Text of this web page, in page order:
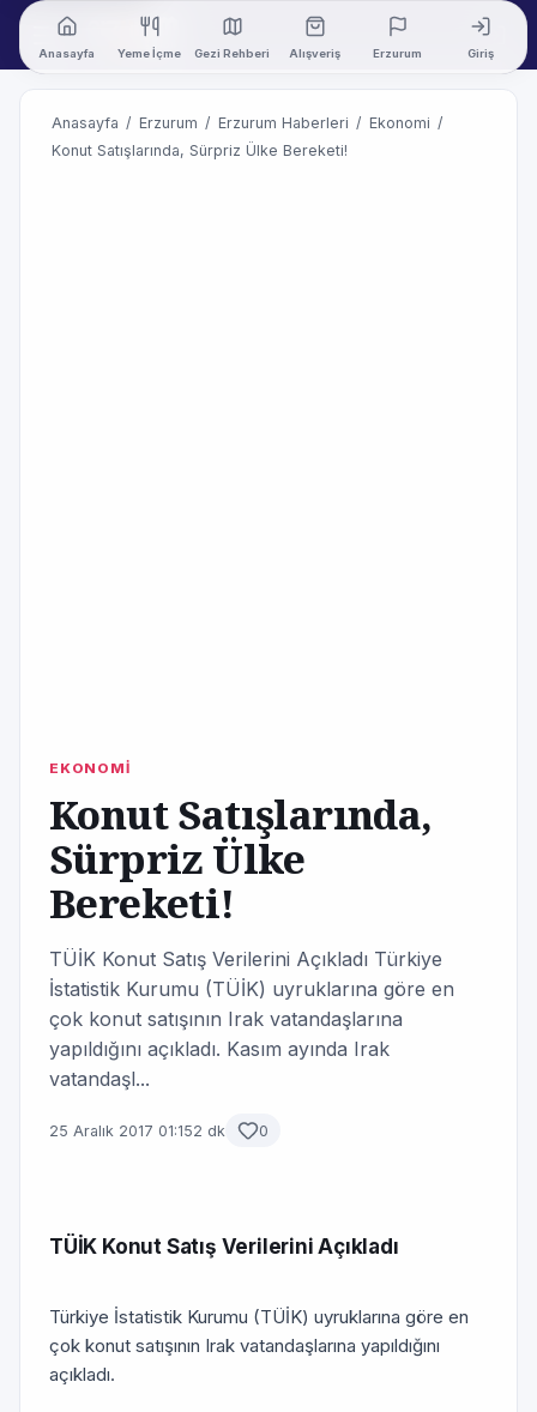
Anasayfa Yeme İçme Gezi Rehberi Alışveriş Erzurum Giriş
Anasayfa / Erzurum / Erzurum Haberleri / Ekonomi /
Konut Satışlarında, Sürpriz Ülke Bereketi!
EKONOMİ
Konut Satışlarında,
Sürpriz Ülke
Bereketi!
TÜİK Konut Satış Verilerini Açıkladı Türkiye
İstatistik Kurumu (TÜİK) uyruklarına göre en
çok konut satışının Irak vatandaşlarına
yapıldığını açıkladı. Kasım ayında Irak
vatandaşl...
25 Aralık 2017 01:152 dk 0
TÜİK Konut Satış Verilerini Açıkladı
Türkiye İstatistik Kurumu (TÜİK) uyruklarına göre en
çok konut satışının Irak vatandaşlarına yapıldığını
açıkladı.